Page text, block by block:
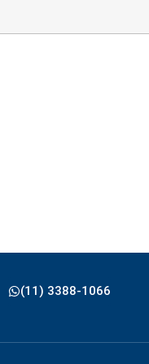
(11) 3388-1066